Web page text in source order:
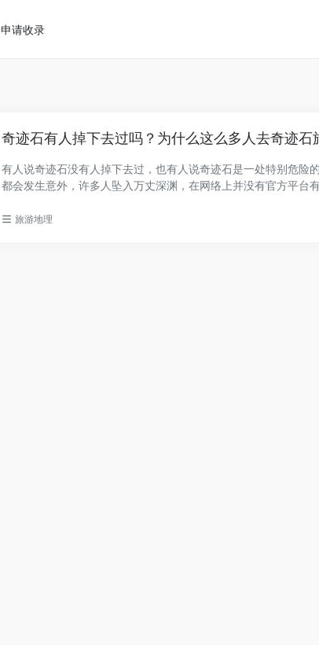
申请收录
奇迹石有人掉下去过吗？为什么这么多人去奇迹石
有人说奇迹石没有人掉下去过，也有人说奇迹石是一处特别危险
都会发生意外，许多人坠入万丈深渊，在网络上并没有官方平台
旅游地理